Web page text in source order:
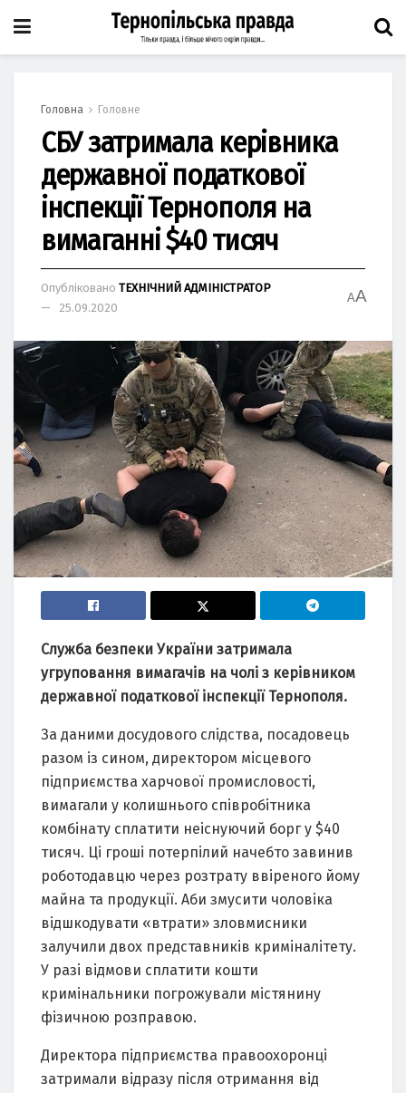
Головна Головне
СБУ затримала керівника
державної податкової
інспекції Тернополя на
вимаганні $40 тисяч
Опубліковано ТЕХНІЧНИЙ АДМІНІСТРАТОР
25.09.2020
AA
Служба безпеки України затримала
угруповання вимагачів на чолі з керівником
державної податкової інспекції Тернополя.
За даними досудового слідства, посадовець
разом із сином, директором місцевого
підприємства харчової промисловості,
вимагали у колишнього співробітника
комбінату сплатити неіснуючий борг у $40
тисяч. Ці гроші потерпілий начебто завинив
роботодавцю через розтрату ввіреного йому
майна та продукції. Аби змусити чоловіка
відшкодувати «втрати» зловмисники
залучили двох представників криміналітету.
У разі відмови сплатити кошти
кримінальники погрожували містянину
фізичною розправою.
Директора підприємства правоохоронці
затримали відразу після отримання від